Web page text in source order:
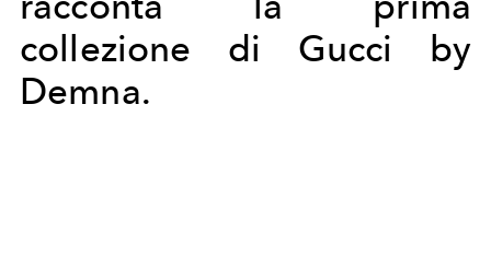
collezione di Gucci by
Demna.